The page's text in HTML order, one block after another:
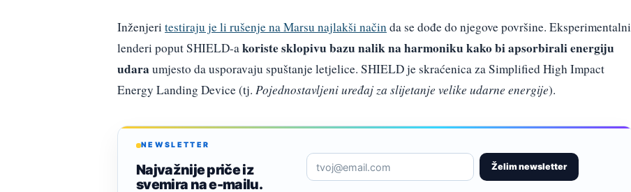
Inženjeri testiraju je li rušenje na Marsu najlakši načinda se dođe do njegove površine. Eksperimentalni
lenderi poput SHIELD-akoriste sklopivu bazu nalik na harmoniku kako bi apsorbirali energiju
udara umjesto da usporavaju spuštanje letjelice. SHIELD je skraćenica za Simplified High Impact
Energy Landing Device (tj. Pojednostavljeni uređaj za slijetanje velike udarne energije).
NEWSLETTER
Najvažnije priče iz
svemira na e-mailu.
Želim newsletter